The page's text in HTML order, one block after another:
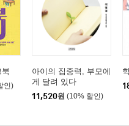
욕구 찾기
및 조절 능력 높이기
체 변화
대한 이해를 통한 알아차림
를 낮추는 방법 지도
인)
아이의 집중력, 부모에
게 달려 있다
11,520원 (10% 할인)